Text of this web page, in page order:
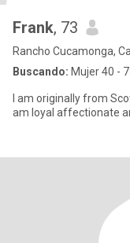
Frank, 73
Rancho Cucamonga,
Buscando: Mujer 40 -
I am originally from
am loyal affectionate